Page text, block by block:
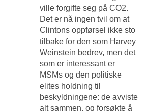
ville forgifte seg på CO2.
Det er nå ingen tvil om at
Clintons oppførsel ikke sto
tilbake for den som Harvey
Weinstein bedrev, men det
som er interessant er
MSMs og den politiske
elites holdning til
beskyldningene: de avviste
alt sammen, og forsøkte å